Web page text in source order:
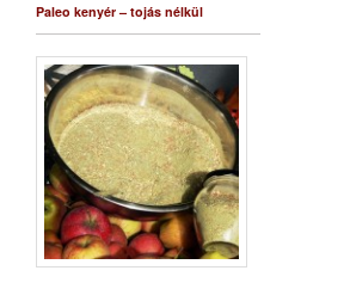
Paleo kenyér – tojás nélkül